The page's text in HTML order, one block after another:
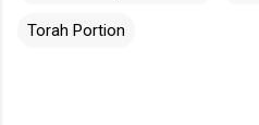
Torah Portion